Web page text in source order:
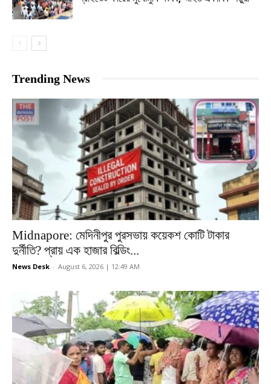
Trending News
Midnapore: মেদিনীপুর পুরসভায় কয়েকশ কোটি টাকার
দুর্নীতি? প্রায় এক হাজার বিল্ডিং...
News Desk - August 6, 2026 | 12:49 AM